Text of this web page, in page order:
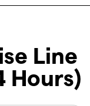
Line
Hours)